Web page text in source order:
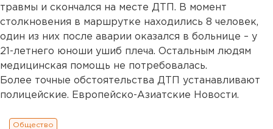
травмы и скончался на месте ДТП. В момент
столкновения в маршрутке находились 8 человек,
один из них после аварии оказался в больнице – у
21-летнего юноши ушиб плеча. Остальным людям
медицинская помощь не потребовалась.
Более точные обстоятельства ДТП устанавливают
полицейские. Европейско-Азиатские Новости.
Общество